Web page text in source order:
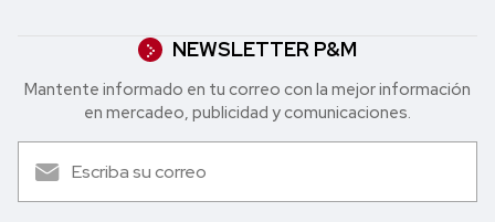
NEWSLETTER P&M
Mantente informado en tu correo con la mejor in formación
en mercadeo, publicidad y comunicaciones.